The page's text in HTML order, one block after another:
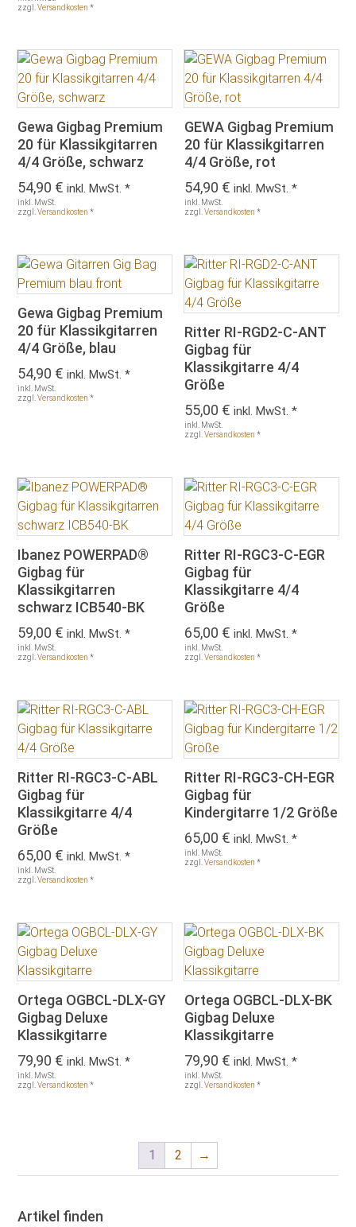
zzgl.Versandkosten *
Gewa Gigbag Premium
20 für Klassikgitarren
4/4 Größe, schwarz
54,90 € inkl. MwSt. *
inkl. MwSt.
zzgl.Versandkosten *
GEWA Gigbag Premium
20 für Klassikgitarren
4/4 Größe, rot
54,90 € inkl. MwSt. *
inkl. MwSt.
zzgl.Versandkosten *
Gewa Gigbag Premium
20 für Klassikgitarren
4/4 Größe, blau
54,90 € inkl. MwSt. *
inkl. MwSt.
zzgl.Versandkosten *
Ritter RI-RGD2-C-ANT
Gigbag für
Klassikgitarre 4/4
Größe
55,00 € inkl. MwSt. *
inkl. MwSt.
zzgl.Versandkosten *
Ibanez POWERPAD®
Gigbag für
Klassikgitarren
schwarz ICB540-BK
59,00 € inkl. MwSt. *
inkl. MwSt.
zzgl.Versandkosten *
Ritter RI-RGC3-C-EGR
Gigbag für
Klassikgitarre 4/4
Größe
65,00 € inkl. MwSt. *
inkl. MwSt.
zzgl.Versandkosten *
Ritter RI-RGC3-C-ABL
Gigbag für
Klassikgitarre 4/4
Größe
65,00 € inkl. MwSt. *
inkl. MwSt.
zzgl.Versandkosten *
Ritter RI-RGC3-CH-EGR
Gigbag für
Kindergitarre 1/2 Größe
65,00 € inkl. MwSt. *
inkl. MwSt.
zzgl.Versandkosten *
Ortega OGBCL-DLX-GY
Gigbag Deluxe
Klassikgitarre
79,90 € inkl. MwSt. *
inkl. MwSt.
zzgl.Versandkosten *
Ortega OGBCL-DLX-BK
Gigbag Deluxe
Klassikgitarre
79,90 € inkl. MwSt. *
inkl. MwSt.
zzgl.Versandkosten *
1 2 →
Artikel finden